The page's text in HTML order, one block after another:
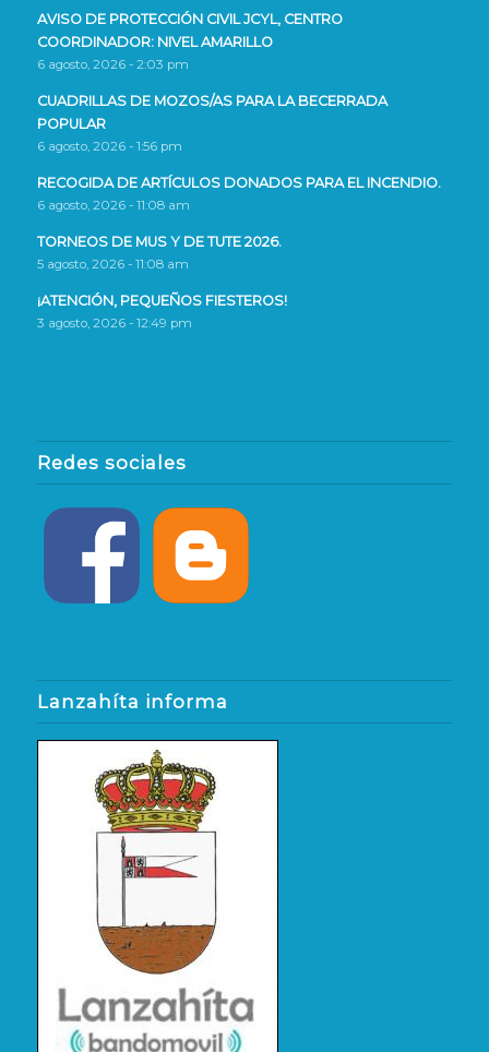
AVISO DE PROTECCIÓN CIVIL JCYL, CENTRO
COORDINADOR: NIVEL AMARILLO
6 agosto, 2026 - 2:03 pm
CUADRILLAS DE MOZOS/AS PARA LA BECERRADA
POPULAR
6 agosto, 2026 - 1:56 pm
RECOGIDA DE ARTÍCULOS DONADOS PARA EL INCENDIO.
6 agosto, 2026 - 11:08 am
TORNEOS DE MUS Y DE TUTE 2026.
5 agosto, 2026 - 11:08 am
¡ATENCIÓN, PEQUEÑOS FIESTEROS!
3 agosto, 2026 - 12:49 pm
Redes sociales
Lanzahíta informa